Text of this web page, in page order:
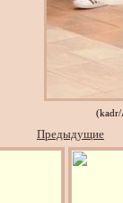
Предыдущие